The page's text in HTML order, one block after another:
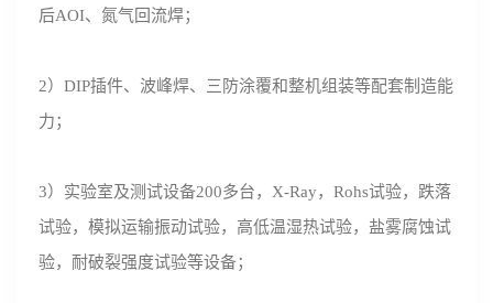
后AOI、氮气回流焊；
2）DIP插件、波峰焊、三防涂覆和整机组装等配套制造能
力；
3）实验室及测试设备200多台，X-Ray，Rohs试验，跌落
试验，模拟运输振动试验，高低温湿热试验，盐雾腐蚀试
验，耐破裂强度试验等设备；